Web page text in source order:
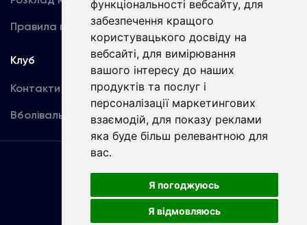
функціональності вебсайту, для
забезпечення кращого
користувацького досвіду на
вебсайті, для вимірювання
вашого інтересу до наших
продуктів та послуг і
персоналізації маркетингових
взаємодій, для показу реклами
яка буде більш релевантною для
вас.
Я погоджуюсь
Я відмовляюсь
Правила поведінки U19
Клуб
Контакти
Вболівальникам
Угода
користувача
Copyright © ФК «Динамо» Київ